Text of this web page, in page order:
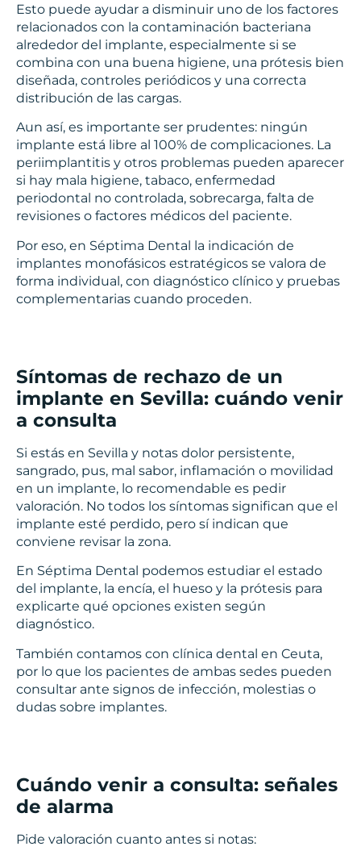
Esto puede ayudar a disminuir uno de los factores
relacionados con la contaminación bacteriana
alrededor del implante, especialmente si se
combina con una buena higiene, una prótesis bien
diseñada, controles periódicos y una correcta
distribución de las cargas.
Aun así, es importante ser prudentes: ningún
implante está libre al 100% de complicaciones. La
periimplantitis y otros problemas pueden aparecer
si hay mala higiene, tabaco, enfermedad
periodontal no controlada, sobrecarga, falta de
revisiones o factores médicos del paciente.
Por eso, en Séptima Dental la indicación de
implantes monofásicos estratégicos se valora de
forma individual, con diagnóstico clínico y pruebas
complementarias cuando proceden.
Síntomas de rechazo de un
implante en Sevilla: cuándo venir
a consulta
Si estás en Sevilla y notas dolor persistente,
sangrado, pus, mal sabor, inflamación o movilidad
en un implante, lo recomendable es pedir
valoración. No todos los síntomas significan que el
implante esté perdido, pero sí indican que
conviene revisar la zona.
En Séptima Dental podemos estudiar el estado
del implante, la encía, el hueso y la prótesis para
explicarte qué opciones existen según
diagnóstico.
También contamos con clínica dental en Ceuta,
por lo que los pacientes de ambas sedes pueden
consultar ante signos de infección, molestias o
dudas sobre implantes.
Cuándo venir a consulta: señales
de alarma
Pide valoración cuanto antes si notas: